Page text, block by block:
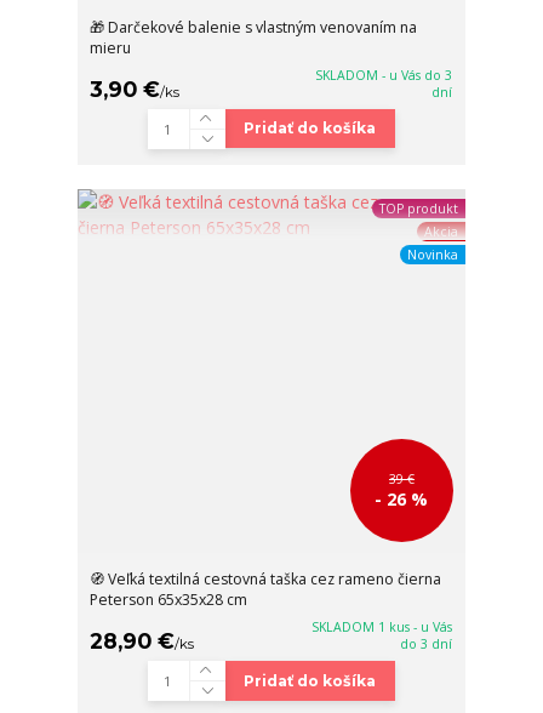
🎁 Darčekové balenie s vlastným venovaním na
mieru
3,90 €/ks
SKLADOM - u Vás do 3
dní
Pridať do košíka
TOP produkt
Akcia
Novinka
39 €
- 26 %
🧭 Veľká textilná cestovná taška cez rameno čierna
Peterson 65x35x28 cm
28,90 €/ks
SKLADOM 1 kus - u Vás
do 3 dní
Pridať do košíka